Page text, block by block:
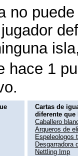
no
hace 1
Cartas de
diferente que
Caballero
Arqueros de
Espeleologos
Desgarradora
Nettling Imp